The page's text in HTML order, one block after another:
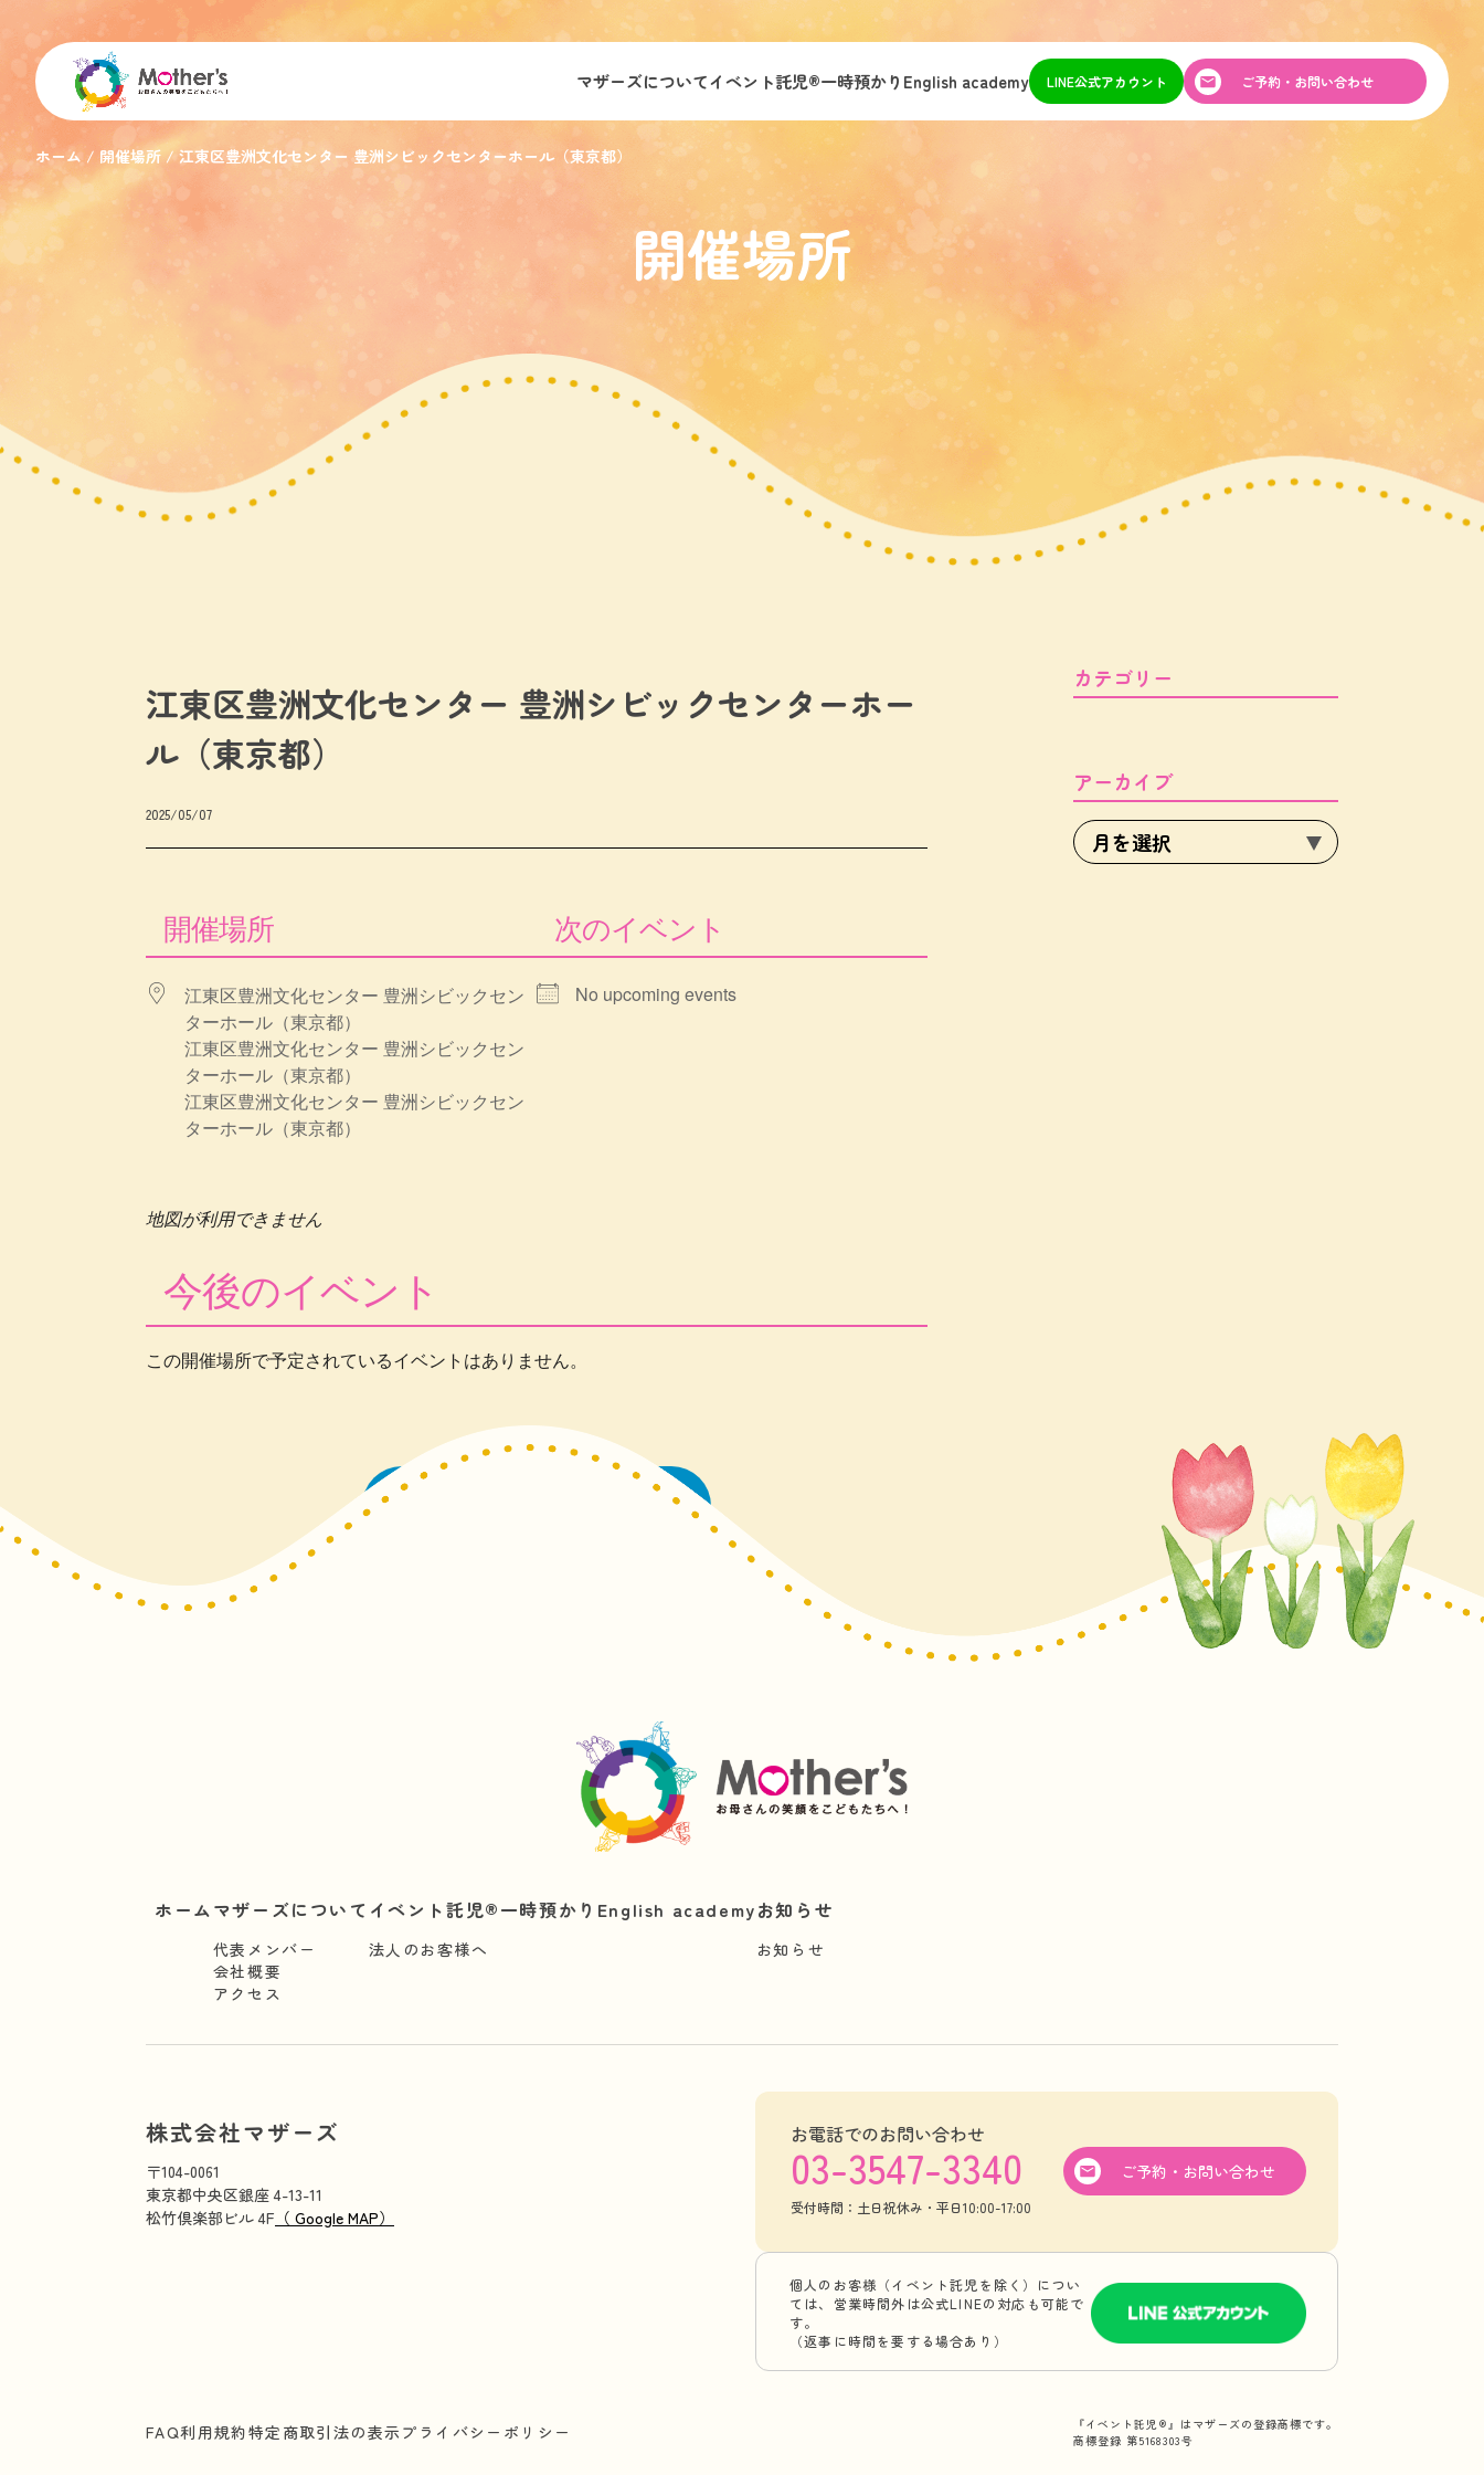
マザーズについてイベント託児®︎一時預かり English academy LINE公式アカウント ご予約・お問い合わせ
ホーム 開催場所 江東区豊洲文化センター 豊洲シビックセンターホール（東京都）
開催場所
江東区豊洲文化センター 豊洲シビックセンターホー
ル（東京都）
2025/05/07
開催場所
江東区豊洲文化センター 豊洲シビックセン
ターホール（東京都）
江東区豊洲文化センター 豊洲シビックセン
ターホール（東京都）
江東区豊洲文化センター 豊洲シビックセン
ターホール（東京都）
次のイベント
No upcoming events
地図が利用できません
今後のイベント
この開催場所で予定されているイベントはありません。
カテゴリー
アーカイブ
ホームマザーズについて
代表メンバー
会社概要
アクセス
イベント託児®︎
法人のお客様へ
一時預かり English academyお知らせ
お知らせ
株式会社マザーズ
〒104-0061
東京都中央区銀座 4-13-11
松竹倶楽部ビル 4F （ Google MAP）
お電話でのお問い合わせ
03-3547-3340
受付時間：土日祝休み・平日10:00-17:00
ご予約・お問い合わせ
個人のお客様（イベント託児を除く）につい
ては、営業時間外は公式LINEの対応も可能で
す。
（返事に時間を要する場合あり）
FAQ利用規約特定商取引法の表示 プライバシーポリシー
『イベント託児®』はマザーズの登録商標です。
商標登録 第5168303号